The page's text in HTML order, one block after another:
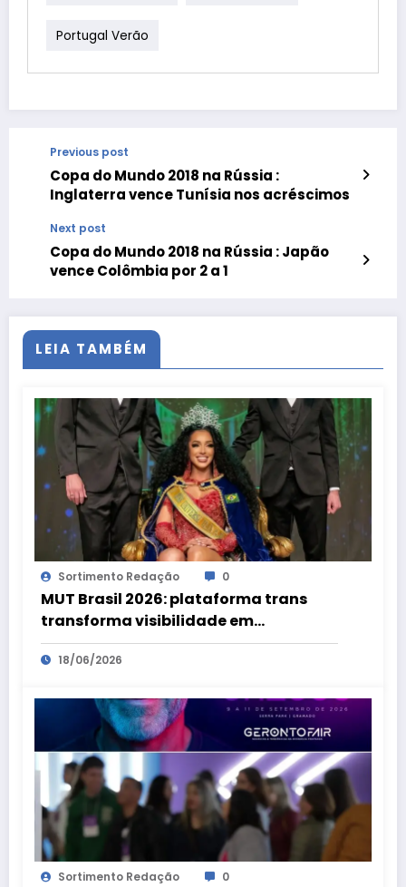
Portugal Verão
Previous post
Copa do Mundo 2018 na Rússia :
Inglaterra vence Tunísia nos acréscimos
Next post
Copa do Mundo 2018 na Rússia : Japão
vence Colômbia por 2 a 1
LEIA TAMBÉM
Sortimento Redação 0
MUT Brasil 2026: plataforma trans
transforma visibilidade em
oportunidades
18/06/2026
Sortimento Redação 0